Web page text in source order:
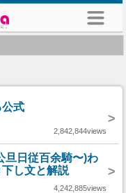
式
>
2,842,844views
旦日従百余騎〜)わ
し文と解説
>
4,242,885views